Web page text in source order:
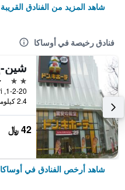
شاهد المزيد من الفنادق القريبة
فنادق رخيصة في أوساكا
2 نجمتين
2.4 كيلومتر عن وسط المدينة
42 ﷼
شاهد أرخص الفنادق في أوساكا